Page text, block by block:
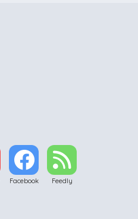
Facebook Feedly